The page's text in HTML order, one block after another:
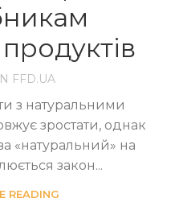
FFD.UA
з натуральними
зростати, однак
«натуральний» на
закон...
READING